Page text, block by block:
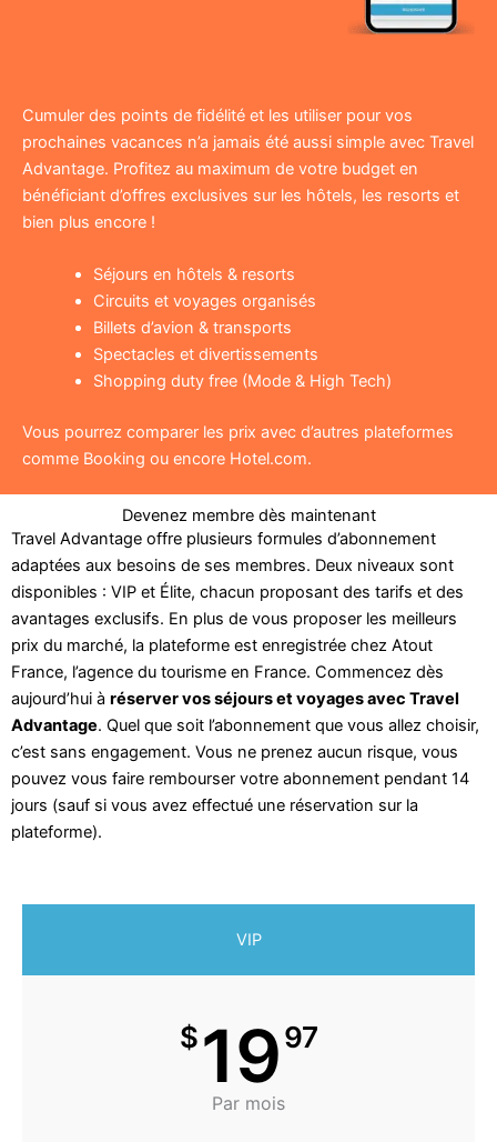
Cumuler des points de fidélité et les utiliser pour vos
prochaines vacances n’a jamais été aussi simple avec Travel
Advantage. Profitez au maximum de votre budget en
bénéficiant d’offres exclusives sur les hôtels, les resorts et
bien plus encore !
Séjours en hôtels & resorts
Circuits et voyages organisés
Billets d’avion & transports
Spectacles et divertissements
Shopping duty free (Mode & High Tech)
Vous pourrez comparer les prix avec d’autres plateformes
comme Booking ou encore Hotel.com.
Devenez membre dès maintenant
Travel Advantage offre plusieurs formules d’abonnement
adaptées aux besoins de ses membres. Deux niveaux sont
disponibles : VIP et Élite, chacun proposant des tarifs et des
avantages exclusifs. En plus de vous proposer les meilleurs
prix du marché, la plateforme est enregistrée chez Atout
France, l’agence du tourisme en France. Commencez dès
aujourd’hui à réserver vos séjours et voyages avec Travel
Advantage. Quel que soit l’abonnement que vous allez choisir,
c’est sans engagement. Vous ne prenez aucun risque, vous
pouvez vous faire rembourser votre abonnement pendant 14
jours (sauf si vous avez effectué une réservation sur la
plateforme).
VIP
$1997
Par mois